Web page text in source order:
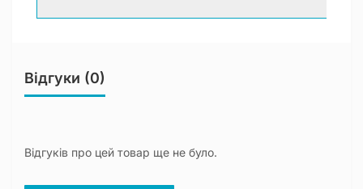
Відгуки (0)
Відгуків про цей товар ще не було.